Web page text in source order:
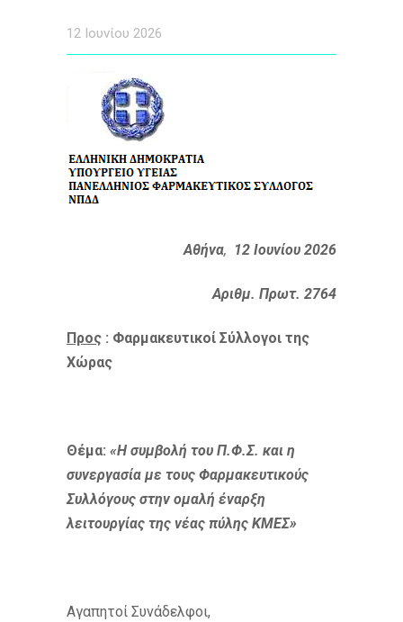
12 Ιουνίου 2026
Αθήνα, 12 Ιουνίου 2026
Αριθμ. Πρωτ. 2764
Προς : Φαρμακευτικοί Σύλλογοι της
Χώρας
Θέμα: «Η συμβολή του Π.Φ.Σ. και η
συνεργασία με τους Φαρμακευτικούς
Συλλόγους στην ομαλή έναρξη
λειτουργίας της νέας πύλης ΚΜΕΣ»
Αγαπητοί Συνάδελφοι,